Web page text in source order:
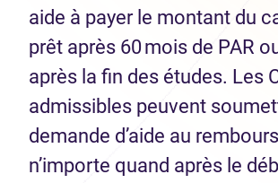
aide à payer le montant du
prêt après 60 mois de PAR
après la fin des études. Les
admissibles peuvent
demande d’aide au
n’importe quand après le